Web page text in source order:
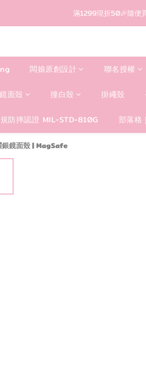
登
滿1299現折50🎉隨便
闆娘原創設計 聯名授權
面殼 撞白殼 掛繩殼
防摔認證 MIL-STD-810G 部落格
銀鏡面殼 | MagSafe